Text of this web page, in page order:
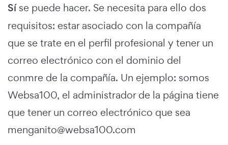
Síse puede hacer. Se necesita para ello dos
requisitos: estar asociado con la compañía
que se trate en el perfil profesional y tener un
correo electrónico con el dominio del
conmre de la compañía. Un ejemplo: somos
Websa100, el administrador de la página tiene
que tener un correo electrónico que sea
menganito@websa100.com